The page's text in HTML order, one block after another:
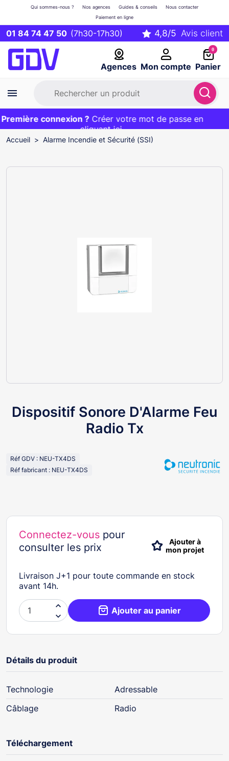
01 84 74 47 50 (7h30-17h30)
Agences Mon compte
Qui sommes-nous ? Nos agences Guides & conseils
Nous contacter
Paiement en ligne
0
Panier
Première commande ?20€ OFFERT sur votre panier
et livraison 24/48h gratuite avec le codeBIENVENUE
connexion ? Créer votre mot de passe en
cliquant ici
EXCLU WEB :
Accueil Alarme Incendie et Sécurité (SSI)
Dispositif Sonore D'Alarme Feu
Radio Tx
Réf GDV : NEU-TX4DS
Réf fabricant : NEU-TX4DS
Connectez-vous pour
consulter les prix
Ajouter à
mon projet
Livraison J+1 pour toute commande en stock
avant 14h.

 Ajouter au panier
Détails du produit
Technologie
Adressable
Câblage
Radio
Téléchargement